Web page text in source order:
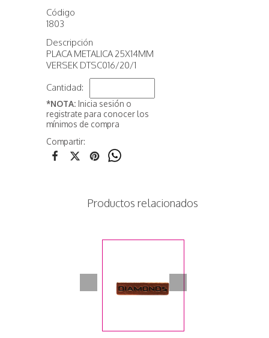
Código
1803
Descripción
PLACA METALICA 25X14MM
VERSEK DTSC016/20/1
Cantidad:
*NOTA: Inicia sesión o
registrate para conocer los
mínimos de compra
Compartir:
Productos relacionados